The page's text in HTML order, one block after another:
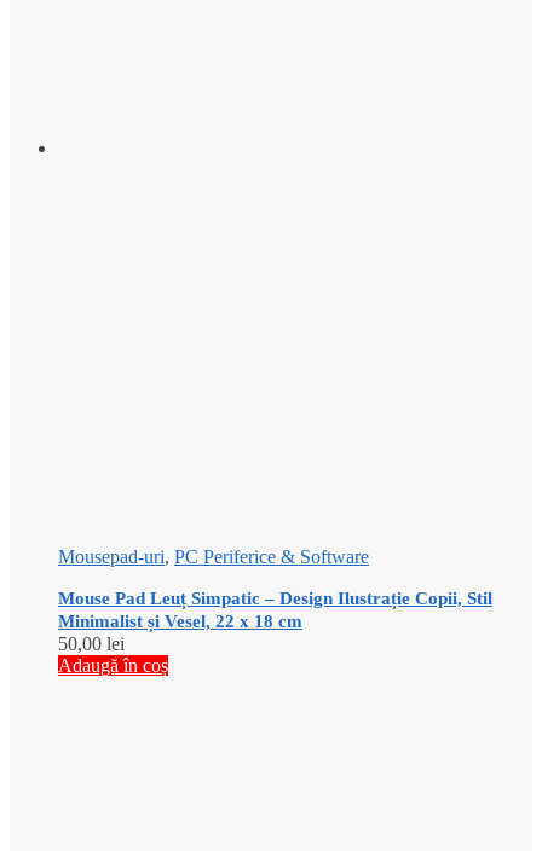
Mousepad-uri, PC Periferice & Software
Mouse Pad Leuț Simpatic – Design Ilustrație Copii, Stil
Minimalist și Vesel, 22 x 18 cm
50,00 lei
Adaugă în coș